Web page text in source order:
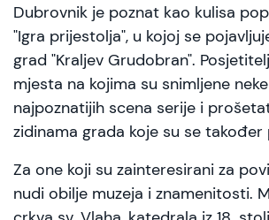
Dubrovnik je poznat kao kulisa
"Igra prijestolja", u kojoj se
grad "Kraljev Grudobran".
mjesta na kojima su snimljene
najpoznatijih scena serije i
zidinama grada koje su se također
Za one koji su zainteresirani za
nudi obilje muzeja i znamenitosti.